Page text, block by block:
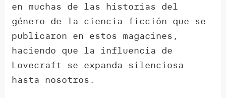
en muchas de las historias del
género de la ciencia ficción que se
publicaron en estos magacines,
haciendo que la influencia de
Lovecraft se expanda silenciosa
hasta nosotros.